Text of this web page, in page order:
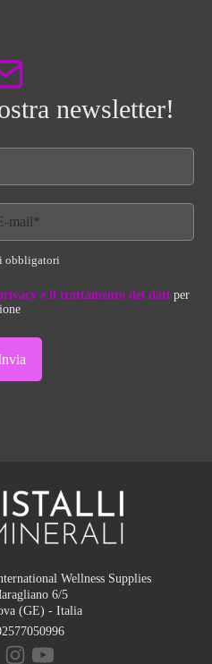
newsletter!
obbligatori
e il trattamento dei dati per
Wellness Supplies
6/5
(GE) - Italia